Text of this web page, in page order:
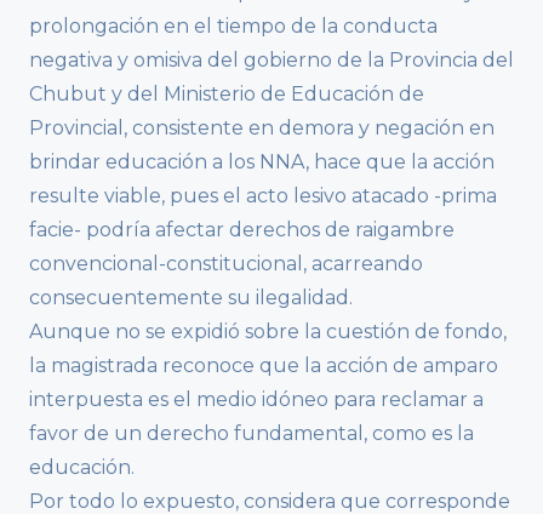
prolongación en el tiempo de la conducta
negativa y omisiva del gobierno de la Provincia del
Chubut y del Ministerio de Educación de
Provincial, consistente en demora y negación en
brindar educación a los NNA, hace que la acción
resulte viable, pues el acto lesivo atacado -prima
facie- podría afectar derechos de raigambre
convencional-constitucional, acarreando
consecuentemente su ilegalidad.
Aunque no se expidió sobre la cuestión de fondo,
la magistrada reconoce que la acción de amparo
interpuesta es el medio idóneo para reclamar a
favor de un derecho fundamental, como es la
educación.
Por todo lo expuesto, considera que corresponde